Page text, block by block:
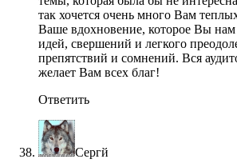
так хочется очень много Вам теплых
Ваше вдохновение, которое Вы
идей, свершений и легкого
препятствий и сомнений. Вся
желает Вам всех благ!
Ответить
Сергй